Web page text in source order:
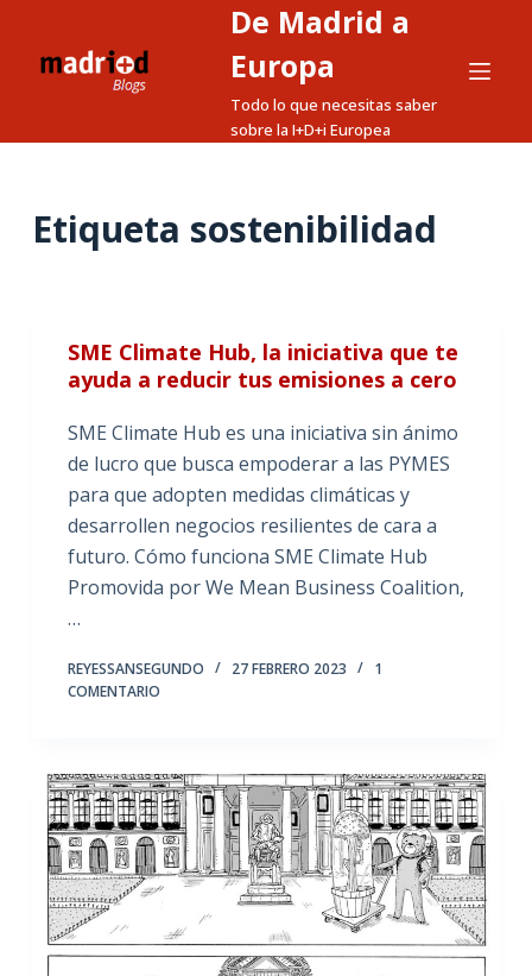
a
De Madrid a
Europa
Todo lo que necesitas saber
sobre la I+D+i Europea
Etiqueta sostenibilidad
SME Climate Hub, la iniciativa que te
ayuda a reducir tus emisiones a cero
SME Climate Hub es una iniciativa sin ánimo
de lucro que busca empoderar a las PYMES
para que adopten medidas climáticas y
desarrollen negocios resilientes de cara a
futuro. Cómo funciona SME Climate Hub
Promovida por We Mean Business Coalition,
…
REYESSANSEGUNDO 27 FEBRERO 2023
1
COMENTARIO